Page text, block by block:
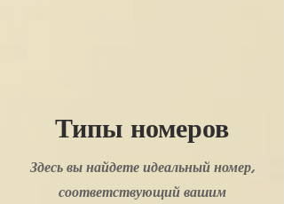
Типы номеров
Здесь вы найдете идеальный номер,
соответствующий вашим